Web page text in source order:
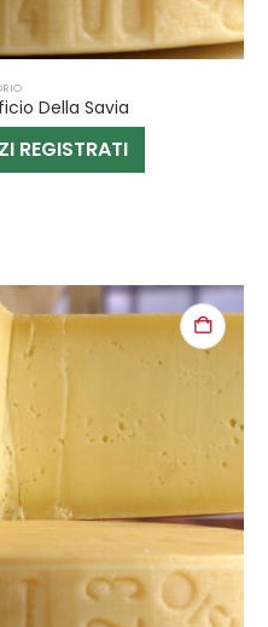
Della Savia
REGISTRATI